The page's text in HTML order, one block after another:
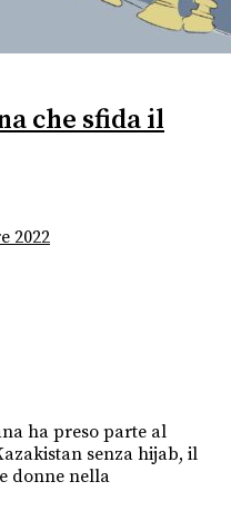
che sfida il
2022
ha preso parte al
senza hijab, il
donne nella